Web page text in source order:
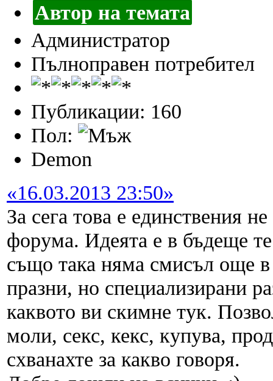
Автор на темата
Администратор
Пълноправен потребител
Публикации: 160
Пол:
Demon
«16.03.2013 23:50»
За сега това е единствения
форума. Идеята е в бъдеще
също така няма смисъл още
празни, но специализирани
каквото ви скимне тук.
моли, секс, кекс, купува,
схванахте за какво говоря.